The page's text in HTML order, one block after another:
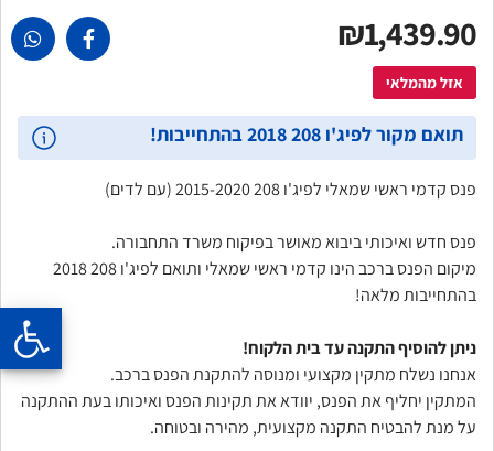
₪1,439.90
אזל מהמלאי
תואם מקור לפיג'ו 208 2018 בהתחייבות!
פנס קדמי ראשי שמאלי לפיג'ו 208 2015-2020 (עם לדים)
פנס חדש ואיכותי ביבוא מאושר בפיקוח משרד התחבורה.
מיקום הפנס ברכב הינו קדמי ראשי שמאלי ותואם לפיג'ו 208 2018
בהתחייבות מלאה!
ניתן להוסיף התקנה עד בית הלקוח!
אנחנו נשלח מתקין מקצועי ומנוסה להתקנת הפנס ברכב.
המתקין יחליף את הפנס, יוודא את תקינות הפנס ואיכותו בעת ההתקנה
על מנת להבטיח התקנה מקצועית, מהירה ובטוחה.